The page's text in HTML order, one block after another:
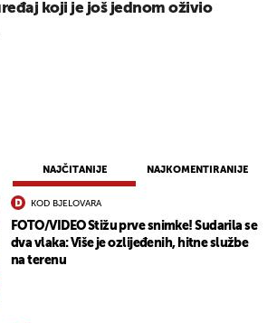
NAJČITANIJE NAJKOMENTIRANIJE
KOD BJELOVARA
FOTO/VIDEO Stižu prve snimke! Sudarila se
dva vlaka: Više je ozlijeđenih, hitne službe
na terenu
koji je još jednom oživio